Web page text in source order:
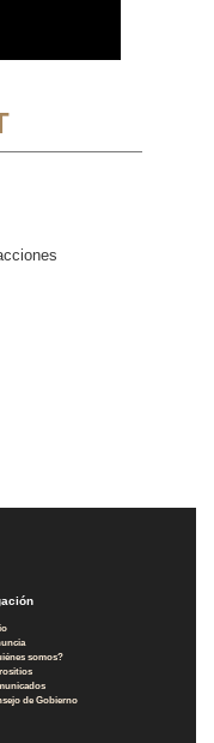
somos?
de Gobierno